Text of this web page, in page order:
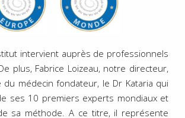
intervient auprès de professionnels
plus, Fabrice Loizeau, notre directeur,
médecin fondateur, le Dr Kataria qui
ses 10 premiers experts mondiaux et
sa méthode. A ce titre, il représente